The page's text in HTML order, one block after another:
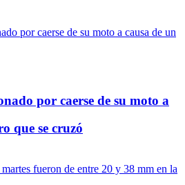
por caerse de su moto a
que se cruzó